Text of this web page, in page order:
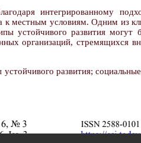
интегрированному
местным условиям. Одним из
устойчивого развития
организаций, стремящихся
развития;